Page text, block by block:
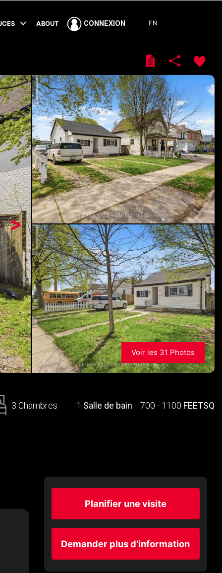
ABOUT CONNEXION EN
>
Voir les 31 Photos
3 Chambres 1 Salle de bain 700 - 1100 FEETSQ
Planifier une visite
Demander plus d'information